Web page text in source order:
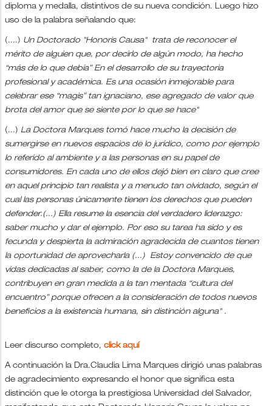
diploma y medalla, distintivos de su nueva condición. Luego hizo
uso de la palabra señalando que:
(....) Un Doctorado "Honoris Causa" trata de reconocer el
mérito de alguien que, por decirlo de algún modo, ha hecho
“más de lo que debía” En el desarrollo de su trayectoria
profesional y académica. Es una ocasión inmejorable para
celebrar ese “magis” tan ignaciano, ese agregado de valor que
brota del amor que se siente por lo que se hace"
(...) La Doctora Marques tomó hace mucho la decisión de
sumergirse en nuevos espacios de lo jurídico, como por ejemplo
lo referido al ambiente y a las personas en su papel de
consumidores. En cada uno de ellos dejó bien en claro que cree
en aquel principio tan realista y a menudo tan olvidado, según el
cual las personas únicamente tienen los derechos que pueden
defender.(...) Ella resume la esencia del verdadero liderazgo:
saber mucho y dar el ejemplo. Por eso su tarea ha sido y es
fecunda y despierta la admiración agradecida de cuantos tienen
la oportunidad de aprovecharla (...) Estoy convencido de que
vidas dedicadas al saber, como la de la Doctora Marques,
contribuyen en gran medida a la tan mentada “cultura del
encuentro” porque ofrecen a la consideración de todos nuevos
beneficios a la existencia humana, sin distinción alguna" .
Leer discurso completo, click aquí
A continuación la Dra.Claudia Lima Marques dirigió unas palabras
de agradecimiento expresando el honor que significa esta
distinción que le otorga la prestigiosa Universidad del Salvador,